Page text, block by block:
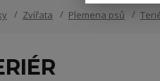
Zvířata Plemena psů